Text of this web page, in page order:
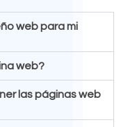
web para mi
web?
las páginas web